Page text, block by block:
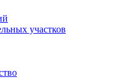
участков